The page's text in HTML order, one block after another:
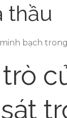
thầu
bạch
trò